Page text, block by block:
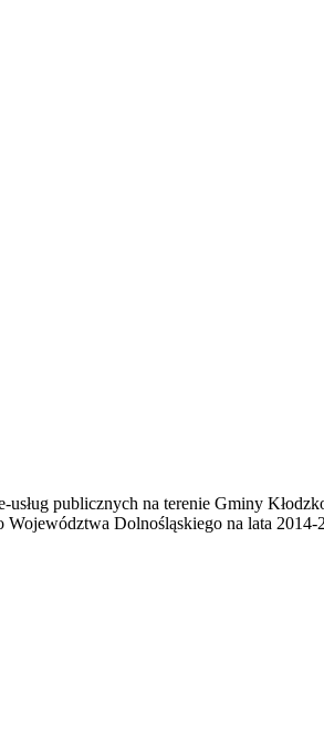
publicznych na terenie Gminy
Dolnośląskiego na lata 2014-